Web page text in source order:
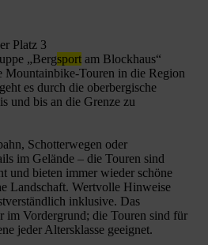
Platz 3
„Bergsport am Blockhaus“
Mountainbike-Touren in die Region
es durch die oberbergische
und bis an die Grenze zu
Schotterwegen oder
im Gelände – die Touren sind
und bieten immer wieder schöne
Landschaft. Wertvolle Hinweise
inklusive. Das
im Vordergrund; die Touren sind für
jeder Altersklasse geeignet.